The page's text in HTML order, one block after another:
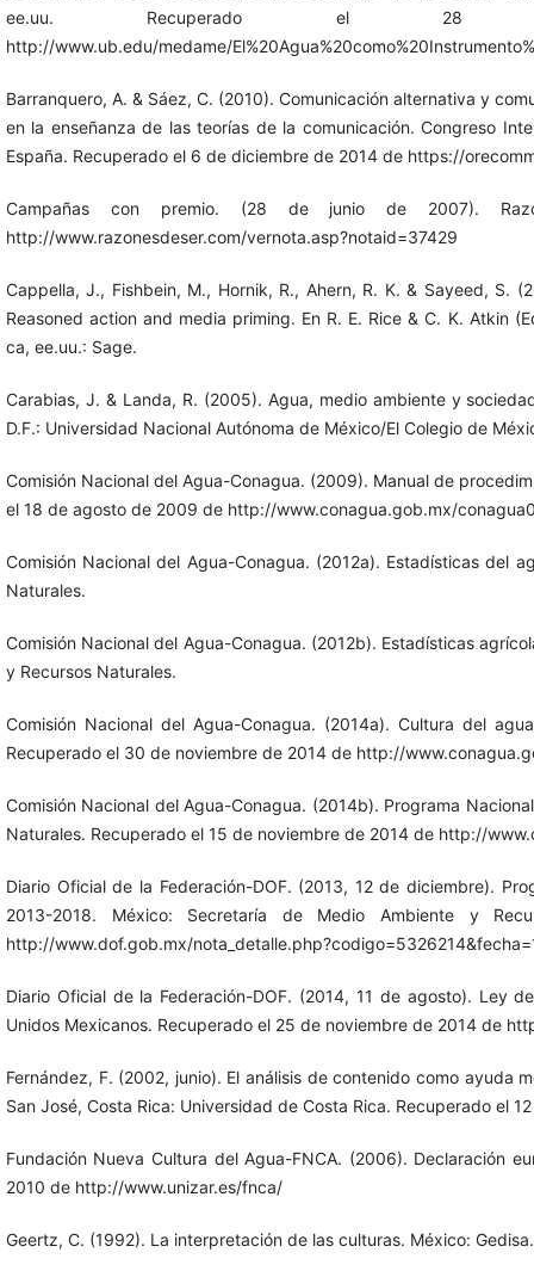
ee.uu. Recuperado el
http://www.ub.edu/medame/
Barranquero, A. & Sáez, C. (2010). Comunicación alternativa y
en la enseñanza de las teorías de la comunicación. Congreso
España. Recuperado el 6 de diciembre de 2014 de https://
Campañas con premio. (28 de junio de 2007).
http://www.razonesdeser.com/vernota.asp?notaid=37429
Cappella, J., Fishbein, M., Hornik, R., Ahern, R. K. & Sayeed, S.
Reasoned action and media priming. En R. E. Rice & C. K. Atkin
ca, ee.uu.: Sage.
Carabias, J. & Landa, R. (2005). Agua, medio ambiente y
D.F.: Universidad Nacional Autónoma de México/El Colegio de
Comisión Nacional del Agua-Conagua. (2009). Manual de
el 18 de agosto de 2009 de http://www.conagua.gob.mx/
Comisión Nacional del Agua-Conagua. (2012a). Estadísticas del
Naturales.
Comisión Nacional del Agua-Conagua. (2012b). Estadísticas
y Recursos Naturales.
Comisión Nacional del Agua-Conagua. (2014a). Cultura del
Recuperado el 30 de noviembre de 2014 de http://
Comisión Nacional del Agua-Conagua. (2014b). Programa
Naturales. Recuperado el 15 de noviembre de 2014 de http://
Diario Oficial de la Federación-DOF. (2013, 12 de diciembre).
2013-2018. México: Secretaría de Medio Ambiente y
http://www.dof.gob.mx/
Diario Oficial de la Federación-DOF. (2014, 11 de agosto). Ley
Unidos Mexicanos. Recuperado el 25 de noviembre de 2014 de
Fernández, F. (2002, junio). El análisis de contenido como ayuda
San José, Costa Rica: Universidad de Costa Rica. Recuperado
Fundación Nueva Cultura del Agua-FNCA. (2006). Declaración
2010 de http://www.unizar.es/fnca/
Geertz, C. (1992). La interpretación de las culturas. México: Gedisa.